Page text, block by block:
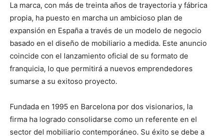
La marca, con más de treinta años de trayectoria y fábrica
propia, ha puesto en marcha un ambicioso plan de
expansión en España a través de un modelo de negocio
basado en el diseño de mobiliario a medida. Este anuncio
coincide con el lanzamiento oficial de su formato de
franquicia, lo que permitirá a nuevos emprendedores
sumarse a su exitoso proyecto.
Fundada en 1995 en Barcelona por dos visionarios, la
firma ha logrado consolidarse como un referente en el
sector del mobiliario contemporáneo. Su éxito se debe a